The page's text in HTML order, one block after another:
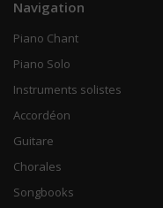
Navigation
Piano Chant
Piano Solo
Instruments solistes
Accordéon
Guitare
Chorales
Songbooks